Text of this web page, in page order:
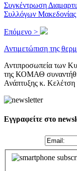
Συγκέντρωση
Συλλόγων
Επόμενο >
Αντιμετώπιση της
Αντιπροσωπεία των
της ΚΟΜΑΘ
Ανάπτυξης κ.
Εγγραφείτε στο